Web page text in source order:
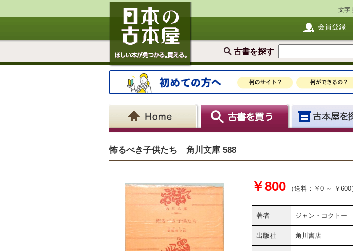
文字
会員登録
古書を探す
怖るべき子供たち 角川文庫 588
￥800 （送料：￥0 ～ ￥600
著者 ジャン・コクトー
出版社 角川書店